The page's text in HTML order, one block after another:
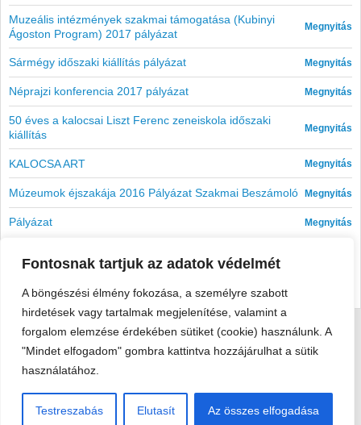
Fontosnak tartjuk az adatok védelmét
A böngészési élmény fokozása, a személyre szabott
hirdetések vagy tartalmak megjelenítése, valamint a
forgalom elemzése érdekében sütiket (cookie) használunk. A
"Mindet elfogadom" gombra kattintva hozzájárulhat a sütik
használatához.
Testreszabás Elutasít Az összes elfogadása
Muzeális intézmények szakmai támogatása (Kubinyi
Ágoston Program) 2017 pályázat
Megnyitás
Sármégy időszaki kiállítás pályázat Megnyitás
Néprajzi konferencia 2017 pályázat Megnyitás
50 éves a kalocsai Liszt Ferenc zeneiskola időszaki
kiállítás
Megnyitás
KALOCSA ART Megnyitás
Múzeumok éjszakája 2016 Pályázat Szakmai Beszámoló Megnyitás
Pályázat Megnyitás
Előző oldal 1 … 3
Viski Károly Múzeum Kalocsa
6300 Kalocsa, Szent István király út 25. · Telefon:
© 2026 Viski Károly Múzeum Kalocsa